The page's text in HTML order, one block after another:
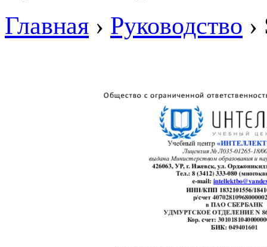
Главная › Руководство ›